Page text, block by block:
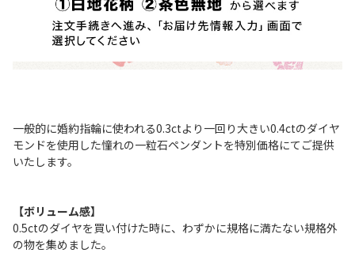
一般的に婚約指輪に使われる0.3ctより一回り大きい0.4ctのダイヤ
モンドを使用した憧れの一粒石ペンダントを特別価格にてご提供
いたします。
【ボリューム感】
0.5ctのダイヤを買い付けた時に、わずかに規格に満たない規格外
の物を集めました。